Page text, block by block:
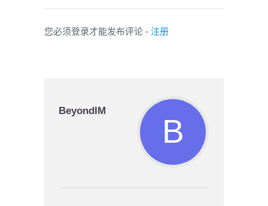
您必须登录才能发布评论 - 注册
BeyondIM